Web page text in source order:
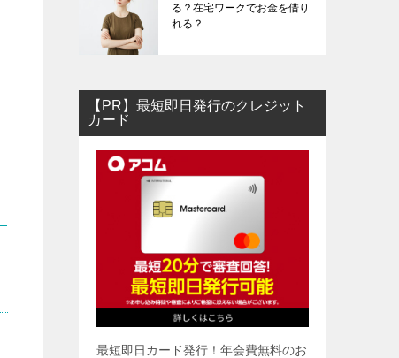
る？在宅ワークでお金を借り
れる？
【PR】最短即日発行のクレジット
カード
最短即日カード発行！年会費無料のお